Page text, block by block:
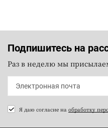
Подпишитесь на
Раз в неделю мы
Я даю согласие на обработку